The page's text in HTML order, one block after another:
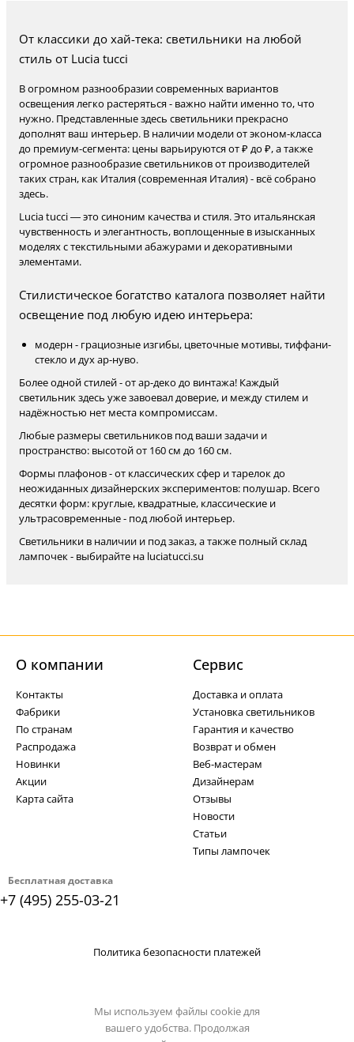
От классики до хай-тека: светильники на любой
стиль от Lucia tucci
В огромном разнообразии современных вариантов
освещения легко растеряться - важно найти именно то, что
нужно. Представленные здесь светильники прекрасно
дополнят ваш интерьер. В наличии модели от эконом-класса
до премиум-сегмента: цены варьируются от ₽ до ₽, а также
огромное разнообразие светильников от производителей
таких стран, как Италия (современная Италия) - всё собрано
здесь.
Lucia tucci — это синоним качества и стиля. Это итальянская
чувственность и элегантность, воплощенные в изысканных
моделях с текстильными абажурами и декоративными
элементами.
Стилистическое богатство каталога позволяет найти
освещение под любую идею интерьера:
модерн - грациозные изгибы, цветочные мотивы, тиффани-
стекло и дух ар-нуво.
Более одной стилей - от ар-деко до винтажа! Каждый
светильник здесь уже завоевал доверие, и между стилем и
надёжностью нет места компромиссам.
Любые размеры светильников под ваши задачи и
пространство: высотой от 160 см до 160 см.
Формы плафонов - от классических сфер и тарелок до
неожиданных дизайнерских экспериментов: полушар. Всего
десятки форм: круглые, квадратные, классические и
ультрасовременные - под любой интерьер.
Светильники в наличии и под заказ, а также полный склад
лампочек - выбирайте на luciatucci.su
Бесплатная доставка
+7 (495) 255-03-21
О компании
Контакты
Фабрики
По странам
Распродажа
Новинки
Акции
Карта сайта
Cервис
Доставка и оплата
Установка светильников
Гарантия и качество
Возврат и обмен
Веб-мастерам
Дизайнерам
Отзывы
Новости
Статьи
Типы лампочек
Политика безопасности платежей
Мы используем файлы cookie для
вашего удобства. Продолжая